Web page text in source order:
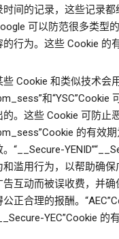
时间的记录，这些记录都
可以防范很多类型
的行为。这些 Cookie 的
些 Cookie 和类似技术会
和
的。这些 Cookie 可防止
的有效
。“__Secure-
和滥用行为，以帮助确
告互动而被误收费，并
公正合理的报酬。
YEC”Cookie 的